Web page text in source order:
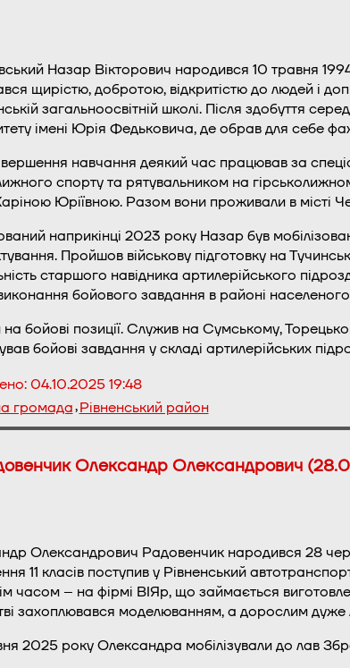
Назар Вікторович народився 10 травня
щирістю, добротою, відкритістю до людей і
загальноосвітній школі. Після здобуття
імені Юрія Федьковича, де обрав для себе
навчання деякий час працював за
спорту та рятувальником на
Юріївною. Разом вони проживали в місті
наприкінці 2023 року Назар був
Пройшов військову підготовку на
старшого навідника артилерійського
бойового завдання в районі
на бойові позиції. Служив на Сумському,
бойові завдання у складі артилерійських
04.10.2025 19:48
громада,Рівненський район
Олександр Олександрович
Олександрович Радовенчик народився 28
11 класів поступив у Рівненський
часом – на фірмі ВІЯр, що займається
захоплювався моделюванням, а дорослим дуже
2025 року Олександра мобілізували до лав